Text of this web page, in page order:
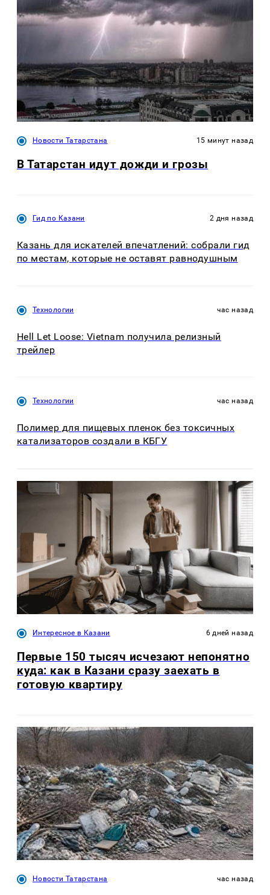
Новости Татарстана 15 минут назад
В Татарстан идут дожди и грозы
Гид по Казани 2 дня назад
Казань для искателей впечатлений: собрали гид
по местам, которые не оставят равнодушным
Технологии час назад
Hell Let Loose: Vietnam получила релизный
трейлер
Технологии час назад
Полимер для пищевых пленок без токсичных
катализаторов создали в КБГУ
Интересное в Казани 6 дней назад
Первые 150 тысяч исчезают непонятно
куда: как в Казани сразу заехать в
готовую квартиру
Новости Татарстана час назад